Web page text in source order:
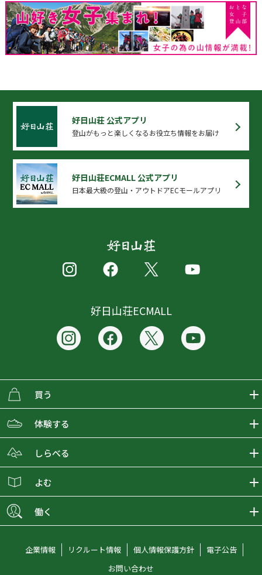
好日山荘 公式アプリ
登山がもっと楽しくなるお役立ち情報をお届け
好日山荘ECMALL 公式アプリ
日本最大級の登山・アウトドアECモールアプリ
好日山荘ECMALL
買う
ECMALLの商品をさがす
取り扱いブランド一覧
ショップブログ
会員募集
体験する
おとな女子登山部
グラビティリサーチ
しらべる
登山レポート
オンラインコンシェルジュ
よむ
働く
企業情報 リクルート情報 個人情報保護方針
電子公告
お問い合わせ